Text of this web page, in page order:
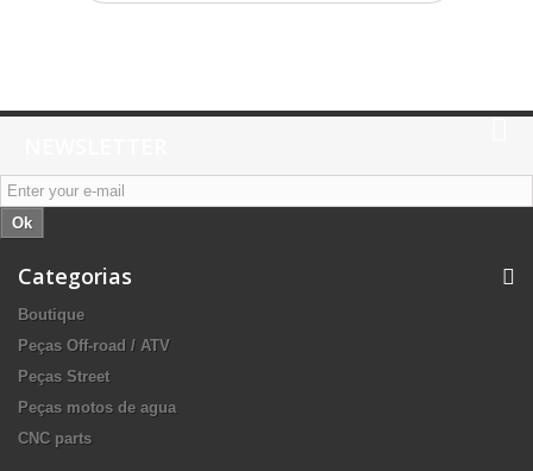
Ok
Categorias
Boutique
Peças Off-road / ATV
Peças Street
Peças motos de agua
CNC parts